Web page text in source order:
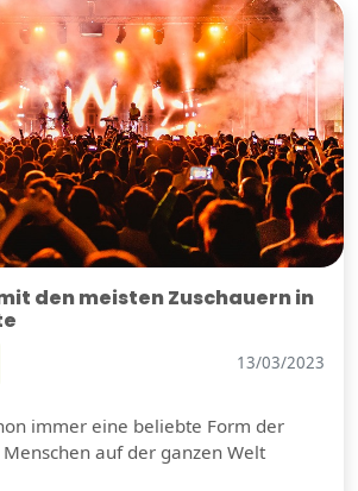
den meisten Zuschauern in
13/03/2023
immer eine beliebte Form der
auf der ganzen Welt